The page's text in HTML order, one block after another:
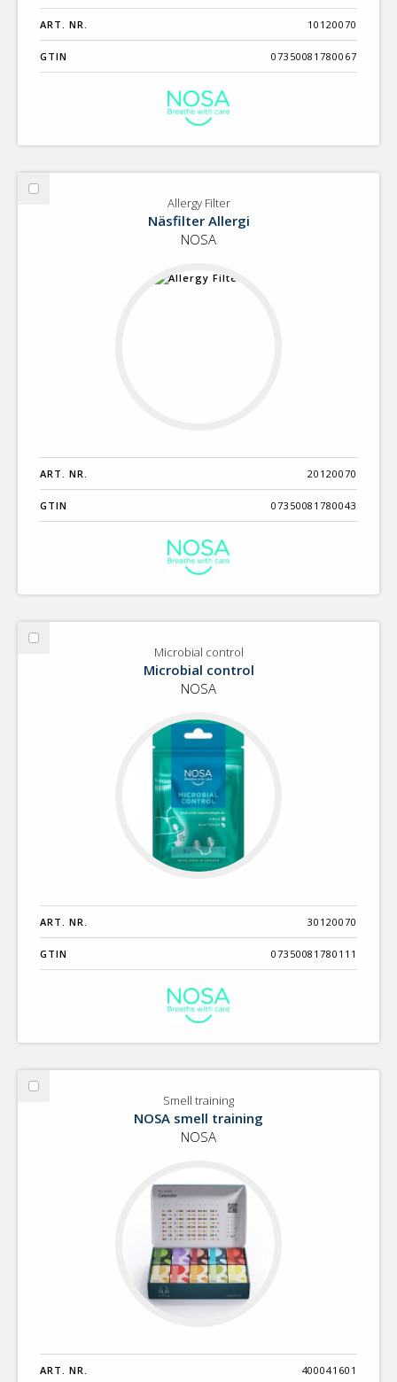
ART. NR. 10120070
GTIN 07350081780067
Välj
Allergy Filter
Näsfilter Allergi
NOSA
ART. NR. 20120070
GTIN 07350081780043
Välj
Microbial control
Microbial control
NOSA
ART. NR. 30120070
GTIN 07350081780111
Välj
Smell training
NOSA smell training
NOSA
ART. NR. 400041601